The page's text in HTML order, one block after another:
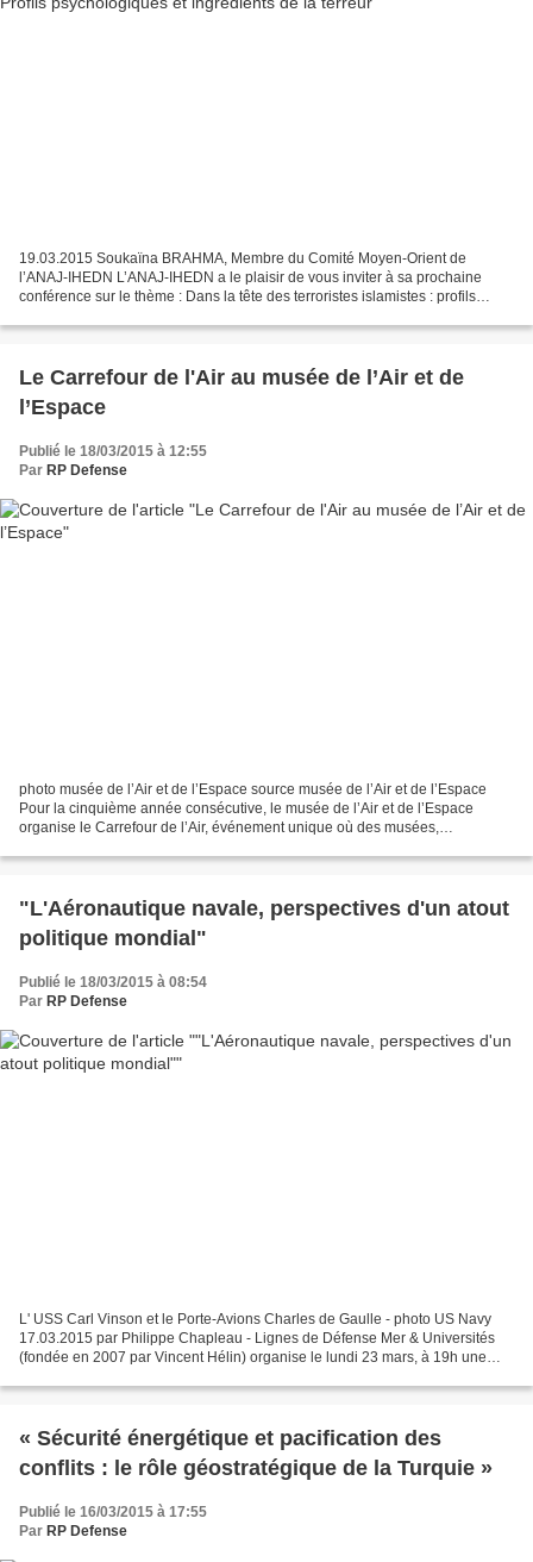
19.03.2015 Soukaïna BRAHMA, Membre du Comité Moyen-Orient de
l’ANAJ-IHEDN L’ANAJ-IHEDN a le plaisir de vous inviter à sa prochaine
conférence sur le thème : Dans la tête des terroristes islamistes : profils
Le Carrefour de l'Air au musée de l’Air et de
l’Espace
Publié le 18/03/2015 à 12:55
Par RP Defense
photo musée de l’Air et de l’Espace source musée de l’Air et de l’Espace
Pour la cinquième année consécutive, le musée de l’Air et de l’Espace
organise le Carrefour de l’Air, événement unique où des musées,
"L'Aéronautique navale, perspectives d'un atout
politique mondial"
Publié le 18/03/2015 à 08:54
Par RP Defense
L' USS Carl Vinson et le Porte-Avions Charles de Gaulle - photo US Navy
17.03.2015 par Philippe Chapleau - Lignes de Défense Mer & Universités
(fondée en 2007 par Vincent Hélin) organise le lundi 23 mars, à 19h une
« Sécurité énergétique et pacification des
conflits : le rôle géostratégique de la Turquie »
Publié le 16/03/2015 à 17:55
Par RP Defense